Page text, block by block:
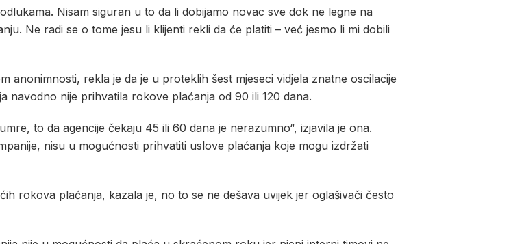
Nisam siguran u to da li dobijamo novac sve dok ne legne na
Ne radi se o tome jesu li klijenti rekli da će platiti – već jesmo li mi dobili
rekla je da je u proteklih šest mjeseci vidjela znatne oscilacije
navodno nije prihvatila rokove plaćanja od 90 ili 120 dana.
to da agencije čekaju 45 ili 60 dana je nerazumno“, izjavila je ona.
nisu u mogućnosti prihvatiti uslove plaćanja koje mogu izdržati
rokova plaćanja, kazala je, no to se ne dešava uvijek jer oglašivači često